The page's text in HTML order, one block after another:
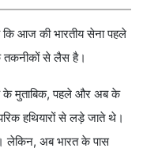
कि आज की भारतीय सेना पहले
तकनीकों से लैस है।
के मुताबिक, पहले और अब के
हथियारों से लड़े जाते थे।
लेकिन, अब भारत के पास